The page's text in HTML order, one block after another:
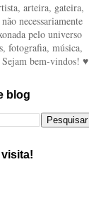
arteira, gateira,
necessariamente
pelo universo
fotografia, música,
bem-vindos! ♥
blog